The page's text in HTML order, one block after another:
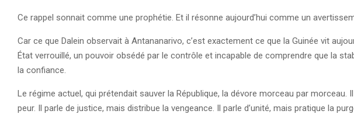
Ce rappel sonnait comme une prophétie. Et il résonne aujourd’hui comme un
Car ce que Dalein observait à Antananarivo, c’est exactement ce que la Guinée vit
État verrouillé, un pouvoir obsédé par le contrôle et incapable de comprendre que la
la confiance.
Le régime actuel, qui prétendait sauver la République, la dévore morceau par
peur. Il parle de justice, mais distribue la vengeance. Il parle d’unité, mais pratique la